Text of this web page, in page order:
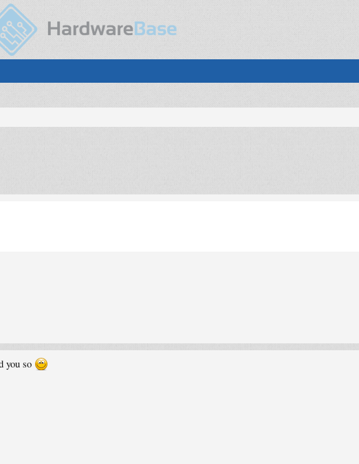
you so